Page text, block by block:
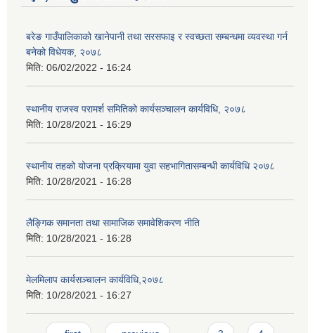
बरेङ गाउँपालिकाको खानेपानी तथा सरसफाइ र स्वच्छता सम्बन्धमा व्यवस्था गर्न
बनेको विधेयक, २०७८
मिति: 06/02/2022 - 16:24
स्थानीय राजस्व परामर्श समितिको कार्यसञ्चालन कार्यविधि, २०७८
मिति: 10/28/2021 - 16:29
स्थानीय तहको योजना प्रक्रियामा युवा सहभागितासम्बन्धी कार्यविधि २०७८
मिति: 10/28/2021 - 16:28
लैङ्गिक समानता तथा सामाजिक समावेशिकरण नीति
मिति: 10/28/2021 - 16:28
मेलमिलाप कार्यसञ्चालन कार्यविधि,२०७८
मिति: 10/28/2021 - 16:27